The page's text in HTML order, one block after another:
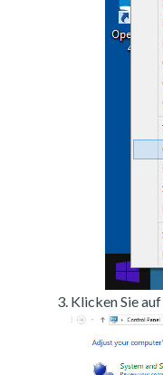
Klicken Sie